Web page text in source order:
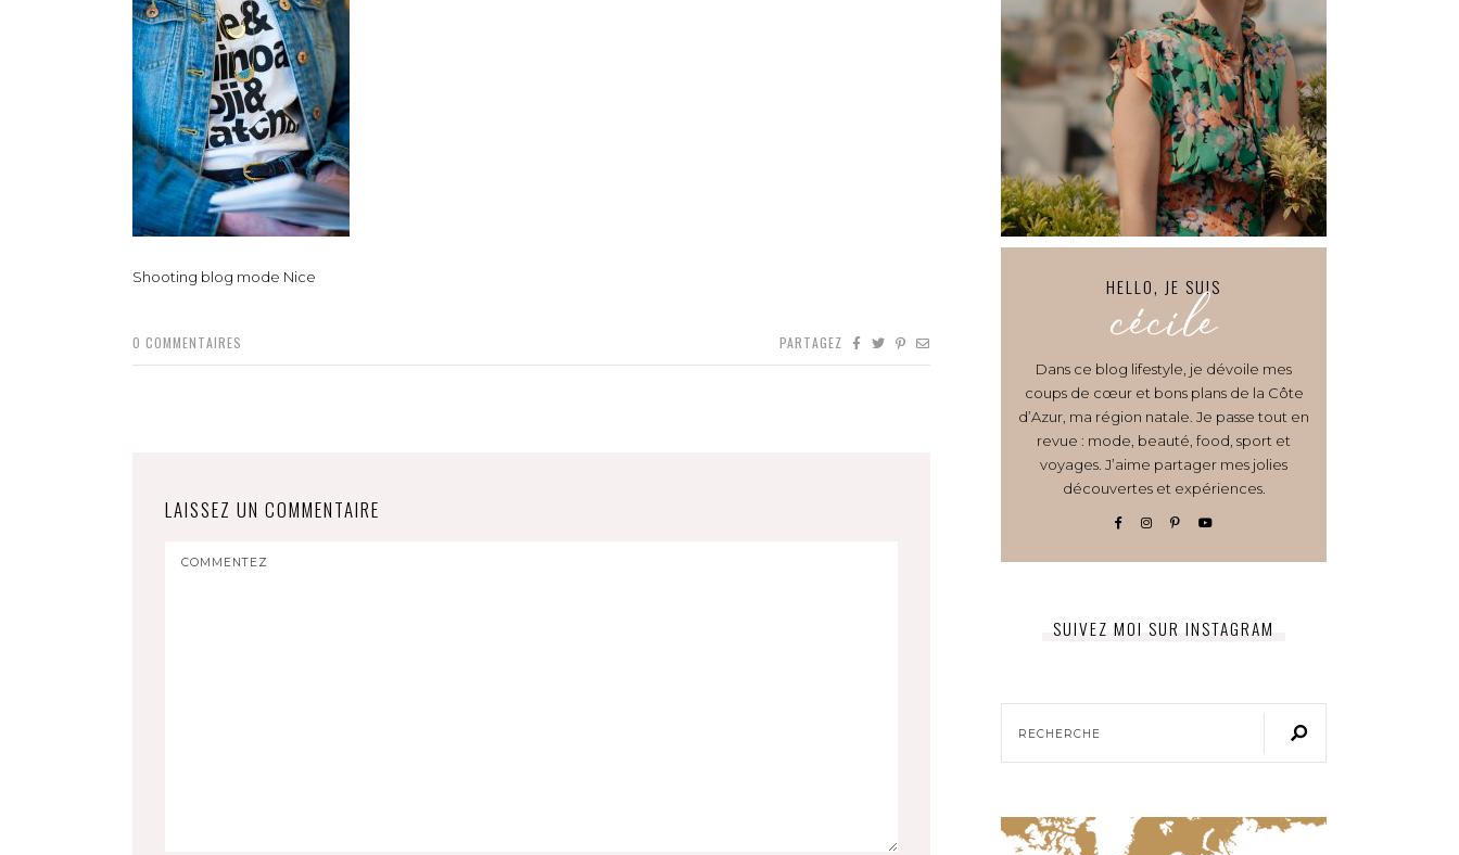
Shooting blog mode Nice
0 COMMENTAIRES PARTAGEZ
LAISSEZ UN COMMENTAIRE
HELLO, JE SUIS
cécile
Dans ce blog lifestyle, je dévoile mes
coups de cœur et bons plans de la Côte
d’Azur, ma région natale. Je passe tout en
revue : mode, beauté, food, sport et
voyages. J’aime partager mes jolies
découvertes et expériences.
SUIVEZ MOI SUR INSTAGRAM